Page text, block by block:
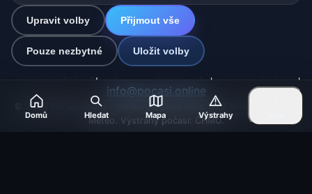
🌎 Latinská Amerika a Španělsko
🇮🇳 Jižní a jihovýchodní Asie 🌍 Mezinárodní síť počasí
info@pocasi.online
© 2026 Počasí Online · Meteorologická data: MET Norway · Open-
Meteo. Výstrahy počasí: ČHMÚ.
Domů Hledat Mapa Výstrahy
Upravit volby Přijmout vše
Pouze nezbytné Uložit volby